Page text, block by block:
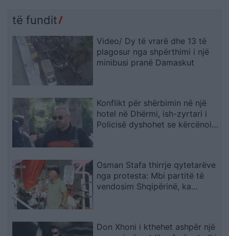
të fundit
Video/ Dy të vrarë dhe 13 të
plagosur nga shpërthimi i një
minibusi pranë Damaskut
Konflikt për shërbimin në një
hotel në Dhërmi, ish-zyrtari i
Policisë dyshohet se kërcënoi
Osman Stafa thirrje qytetarëve
nga protesta: Mbi partitë të
vendosim Shqipërinë, ka
Don Xhoni i kthehet ashpër një